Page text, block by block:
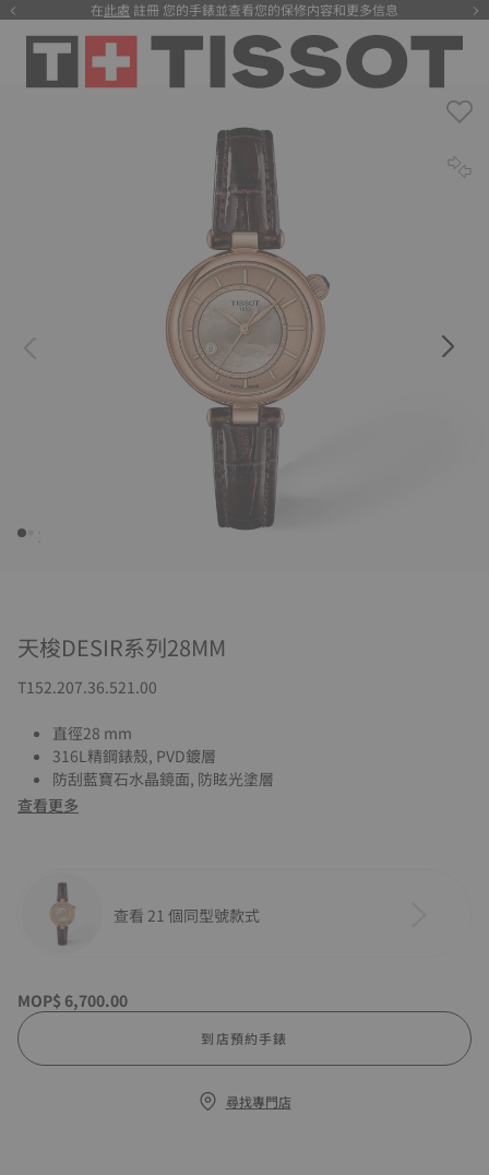
在此處 註冊 您的手錶並查看您的保修内容和更多信息
注册
天梭DESIR系列28MM
T152.207.36.521.00
直徑28 mm
316L精鋼錶殼, PVD鍍層
防刮藍寶石水晶鏡面, 防眩光塗層
查看更多
查看 21 個同型號款式
MOP$ 6,700.00
到店預約手錶
尋找專門店